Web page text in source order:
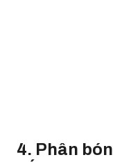
4. Phân bón